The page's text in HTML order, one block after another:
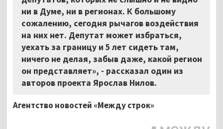
ни в Думе, ни в регионах. К большому
сожалению, сегодня рычагов воздействия
на них нет. Депутат может избраться,
уехать за границу и 5 лет сидеть там,
ничего не делая, забыв даже, какой регион
он представляет», - рассказал один из
авторов проекта Ярослав Нилов.
Агентство новостей «Между строк»